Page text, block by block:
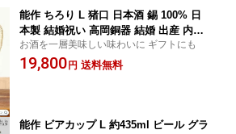
能作 ちろり L 猪口 日本酒 錫 100% 日
本製 結婚祝い 高岡銅器 結婚 出産 内祝
い 引き出物 金婚式 誕生日 プレゼント
ギフト 父の日 還暦祝い 古希 喜寿 米寿
お酒を一層美味しい味わいに ギフトにも
19,800 円 送料無料
能作 ビアカップ L 約435ml ビール グラ